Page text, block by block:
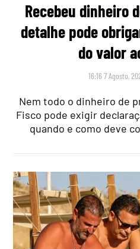
Recebeu dinheiro
detalhe pode
do valor
16:16 7 Agosto,
Nem todo o dinheiro de
Fisco pode exigir
quando e como deve